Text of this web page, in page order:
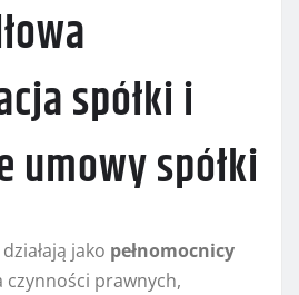
spółki i
umowy spółki
jako pełnomocnicy
czynności prawnych,